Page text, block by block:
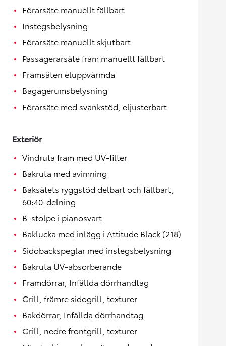
Förarsäte manuellt fällbart
Instegsbelysning
Förarsäte manuellt skjutbart
Passagerarsäte fram manuellt fällbart
Framsäten eluppvärmda
Bagagerumsbelysning
Förarsäte med svankstöd, eljusterbart
Exteriör
Vindruta fram med UV-filter
Bakruta med avimning
Baksätets ryggstöd delbart och fällbart,
60:40-delning
B-stolpe i pianosvart
Baklucka med inlägg i Attitude Black (218)
Sidobackspeglar med instegsbelysning
Bakruta UV-absorberande
Framdörrar, Infällda dörrhandtag
Grill, främre sidogrill, texturer
Bakdörrar, Infällda dörrhandtag
Grill, nedre frontgrill, texturer